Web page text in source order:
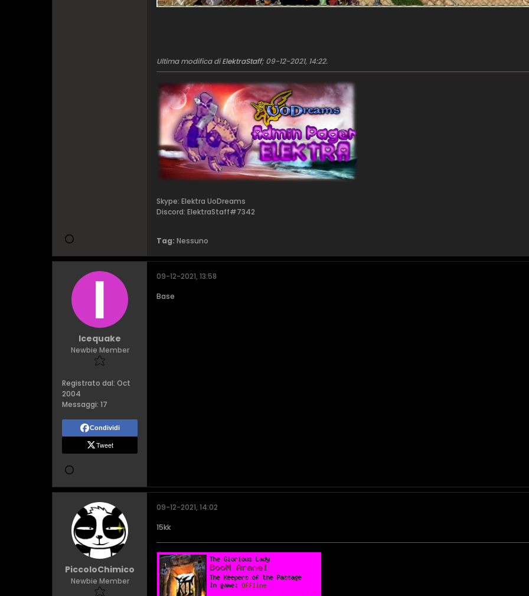
Ultima modifica diElektraStaff; 09-12-2021, 14:22.
Skype: Elektra UoDreams
Discord: ElektraStaff#7342
Tag: Nessuno
Icequake
Newbie Member
Registrato dal: Oct
2004
Messaggi: 17
Condividi
Tweet
09-12-2021, 13:58
Base
PiccoloChimico
Newbie Member
09-12-2021, 14:02
15kk